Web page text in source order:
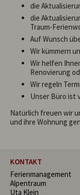
die
die
Traum-
Auf Wunsch
Wir kümmern
Wir helfen
Renovierung
Wir regeln
Unser Büro ist
Natürlich freuen wir
und ihre Wohnung
KONTAKT
Ferienmanagement
Alpentraum
Uta Klein